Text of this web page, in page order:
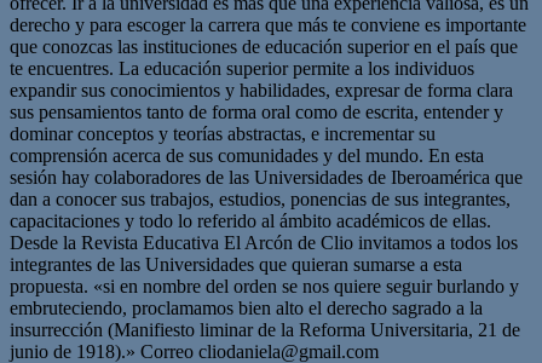
derecho y para escoger la carrera que más te conviene es importante
que conozcas las instituciones de educación superior en el país que
te encuentres. La educación superior permite a los individuos
expandir sus conocimientos y habilidades, expresar de forma clara
sus pensamientos tanto de forma oral como de escrita, entender y
dominar conceptos y teorías abstractas, e incrementar su
comprensión acerca de sus comunidades y del mundo. En esta
sesión hay colaboradores de las Universidades de Iberoamérica que
dan a conocer sus trabajos, estudios, ponencias de sus integrantes,
capacitaciones y todo lo referido al ámbito académicos de ellas.
Desde la Revista Educativa El Arcón de Clio invitamos a todos los
integrantes de las Universidades que quieran sumarse a esta
propuesta. «si en nombre del orden se nos quiere seguir burlando y
embruteciendo, proclamamos bien alto el derecho sagrado a la
insurrección (Manifiesto liminar de la Reforma Universitaria, 21 de
junio de 1918).» Correo cliodaniela@gmail.com